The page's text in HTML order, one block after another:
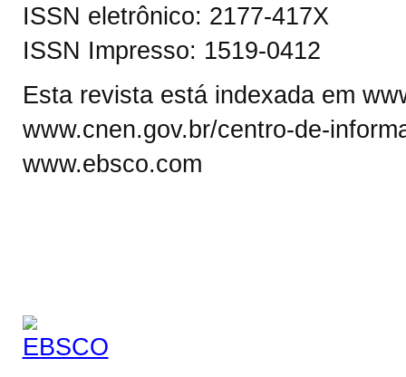
ISSN eletrônico: 2177-417X
ISSN Impresso: 1519-0412
Esta revista está indexada em
www.cnen.gov.br/centro-de-
www.ebsco.com